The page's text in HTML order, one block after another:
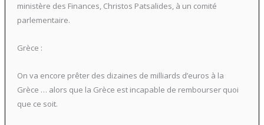
ministère des Finances, Christos Patsalides, à un comité
parlementaire.
Grèce :
On va encore prêter des dizaines de milliards d’euros à la
Grèce … alors que la Grèce est incapable de rembourser quoi
que ce soit.